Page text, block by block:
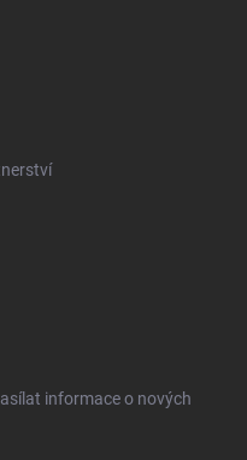
informace o nových